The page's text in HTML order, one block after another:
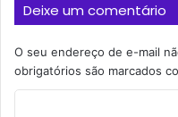
Deixe um comentário
O seu endereço de e-mail
obrigatórios são marcados